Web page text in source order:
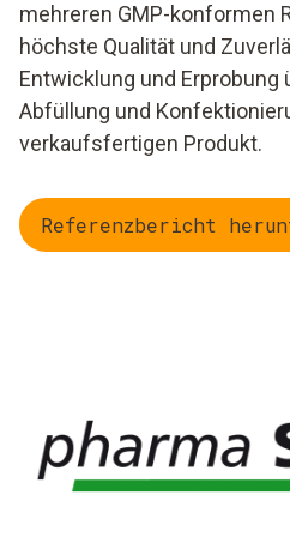
mehreren GMP-konformen
höchste Qualität und
Entwicklung und Erprobung
Abfüllung und
verkaufsfertigen Produkt.
Referenzbericht